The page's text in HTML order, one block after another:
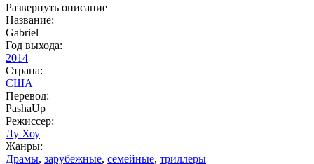
Развернуть описание
Название:
Gabriel
Год выхода:
2014
Страна:
США
Перевод:
PashaUp
Режиссер:
Лу Хоу
Жанры:
Драмы, зарубежные, семейные, триллеры